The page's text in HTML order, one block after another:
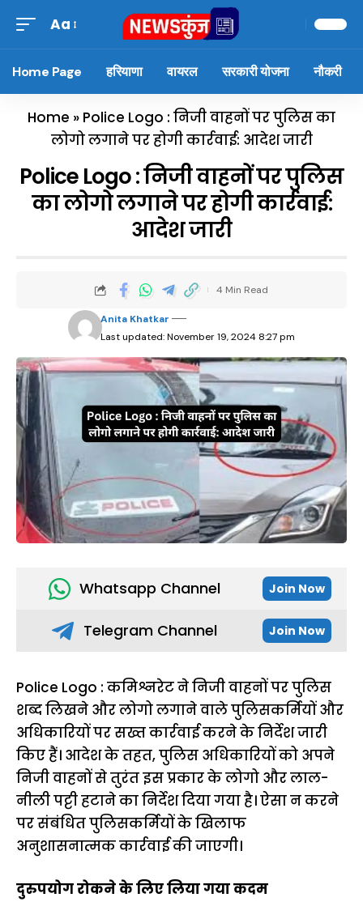
Aa
Home Page हरियाणा वायरल सरकारी योजना नौकरी
Home » Police Logo : निजी वाहनों पर पुलिस का
लोगो लगाने पर होगी कार्रवाई: आदेश जारी
Police Logo : निजी वाहनों पर पुलिस
का लोगो लगाने पर होगी कार्रवाई:
आदेश जारी
Last updated: November 19, 2024 8:27 pm
Anita Khatkar
4 Min Read
Whatsapp Channel Join Now
Telegram Channel Join Now
Police Logo : कमिश्नरेट ने निजी वाहनों पर पुलिस
शब्द लिखने और लोगो लगाने वाले पुलिसकर्मियों और
अधिकारियों पर सख्त कार्रवाई करने के निर्देश जारी
किए हैं। आदेश के तहत, पुलिस अधिकारियों को अपने
निजी वाहनों से तुरंत इस प्रकार के लोगो और लाल-
नीली पट्टी हटाने का निर्देश दिया गया है। ऐसा न करने
पर संबंधित पुलिसकर्मियों के खिलाफ
अनुशासनात्मक कार्रवाई की जाएगी।
दुरुपयोग रोकने के लिए लिया गया कदम